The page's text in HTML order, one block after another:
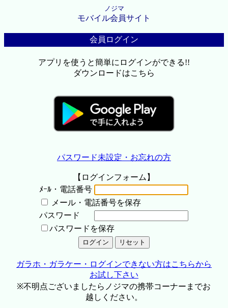
ノジマ
モバイル会員サイト
会員ログイン
アプリを使うと簡単にログインができる!!
ダウンロードはこちら
パスワード未設定・お忘れの方
【ログインフォーム】
ﾒｰﾙ・電話番号
メール・電話番号を保存
パスワード
パスワードを保存
ガラホ・ガラケー・ログインできない方はこちらから
お試し下さい
※不明点ございましたらノジマの携帯コーナーまでお
越しください。